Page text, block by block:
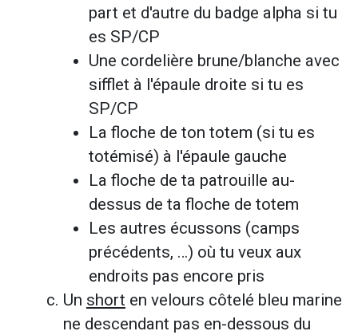
part et d'autre du badge alpha si tu
es SP/CP
Une cordelière brune/blanche avec
sifflet à l'épaule droite si tu es
SP/CP
La floche de ton totem (si tu es
totémisé) à l'épaule gauche
La floche de ta patrouille au-
dessus de ta floche de totem
Les autres écussons (camps
précédents, …) où tu veux aux
endroits pas encore pris
Un short en velours côtelé bleu marine
ne descendant pas en-dessous du